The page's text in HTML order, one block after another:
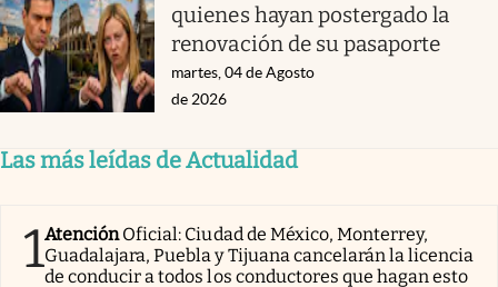
quienes hayan postergado la
renovación de su pasaporte
martes, 04 de Agosto
de 2026
Las más leídas de Actualidad
1AtenciónOficial: Ciudad de México, Monterrey,
Guadalajara, Puebla y Tijuana cancelarán la licencia
de conducir a todos los conductores que hagan esto